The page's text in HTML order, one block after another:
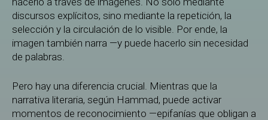
discursos explícitos, sino mediante la repetición, la
selección y la circulación de lo visible. Por ende, la
imagen también narra —y puede hacerlo sin necesidad
de palabras.
Pero hay una diferencia crucial. Mientras que la
narrativa literaria, según Hammad, puede activar
momentos de reconocimiento —epifanías que obligan a